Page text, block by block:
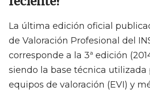
La última edición oficial
de Valoración Profesional del
corresponde a la 3ª edición
siendo la base técnica utilizada
equipos de valoración (EVI) y